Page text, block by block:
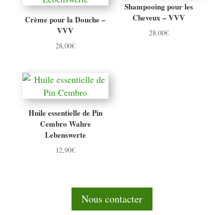
Crème pour la Douche –
VVV
28,00€
Shampooing pour les
Cheveux – VVV
28,00€
Huile essentielle de Pin
Cembro Wahre
Lebenswerte
12,90€
Nous contacter